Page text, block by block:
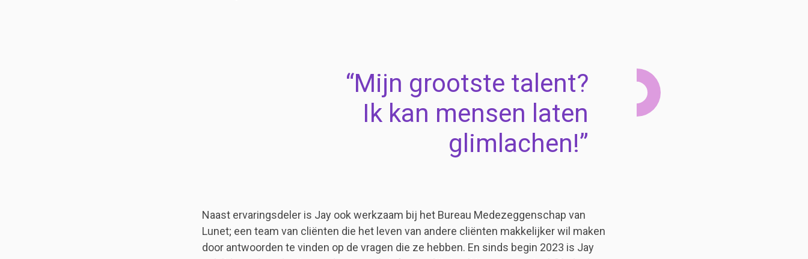
Mijn grootste talent?
Ik kan mensen laten
glimlachen!
Naast ervaringsdeler is Jay ook werkzaam bij het Bureau Medezeggenschap van
Lunet; een team van cliënten die het leven van andere cliënten makkelijker wil maken
door antwoorden te vinden op de vragen die ze hebben. En sinds begin 2023 is Jay